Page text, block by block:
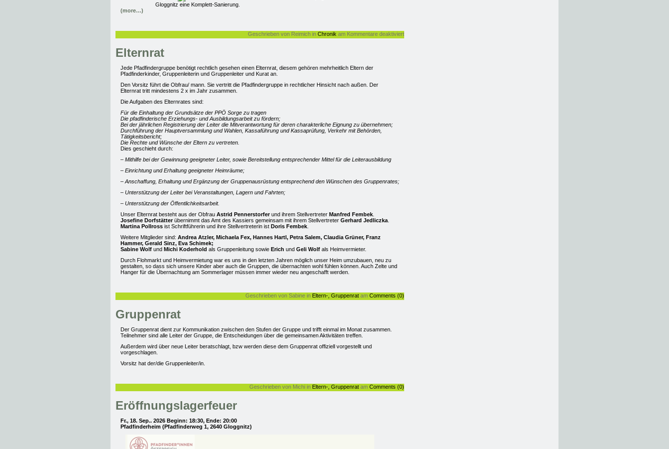
Gloggnitz eine Komplett-Sanierung.
(more…)
Geschrieben von Reimich in Chronik am Kommentare deaktiviertfür
Aus
Elternrat
Jede Pfadfindergruppe benötigt rechtlich gesehen einen Elternrat, diesem gehören mehrheitlich Eltern der
Pfadfinderkinder, Gruppenleiterin und Gruppenleiter und Kurat an.
Den Vorsitz führt die Obfrau/ mann. Sie vertritt die Pfadfindergruppe in rechtlicher Hinsicht nach außen. Der
Elternrat tritt mindestens 2 x im Jahr zusammen.
Die Aufgaben des Elternrates sind:
Für die Einhaltung der Grundsätze der PPÖ Sorge zu tragen
Die pfadfinderische Erziehungs- und Ausbildungsarbeit zu fördern;
Bei der jährlichen Registrierung der Leiter die Mitverantwortung für deren charakterliche Eignung zu übernehmen;
Durchführung der Hauptversammlung und Wahlen, Kassaführung und Kassaprüfung, Verkehr mit Behörden,
Tätigkeitsbericht;
Die Rechte und Wünsche der Eltern zu vertreten.
Dies geschieht durch:
– Mithilfe bei der Gewinnung geeigneter Leiter, sowie Bereitstellung entsprechender Mittel für die Leiterausbildung
– Einrichtung und Erhaltung geeigneter Heimräume;
– Anschaffung, Erhaltung und Ergänzung der Gruppenausrüstung entsprechend den Wünschen des Gruppenrates;
– Unterstützung der Leiter bei Veranstaltungen, Lagern und Fahrten;
– Unterstützung der Öffentlichkeitsarbeit.
Unser Elternrat besteht aus der Obfrau Astrid Pennerstorferund ihrem Stellvertreter Manfred Fembek
Josefine Dorfstätterübernimmt das Amt des Kassiers gemeinsam mit ihrem Stellvertreter Gerhard Jedliczka
Martina Pollross ist Schriftführerin und ihre Stellvertreterin ist Doris Fembek
Weitere Mitglieder sind: Andrea Atzler, Michaela Fex, Hannes Hartl, Petra Salem, Claudia Grüner, Franz
Hammer, Gerald Sinz, Eva Schimek;
Sabine Wolf und Michi Koderhold als Gruppenleitung sowie Erich und Geli Wolf als Heimvermieter.
Durch Flohmarkt und Heimvermietung war es uns in den letzten Jahren möglich unser Heim umzubauen, neu zu
gestalten, so dass sich unsere Kinder aber auch die Gruppen, die übernachten wohl fühlen können. Auch Zelte und
Hanger für die Übernachtung am Sommerlager müssen immer wieder neu angeschafft werden.
Geschrieben von Sabine in Eltern-, Gruppenrat am Comments (0)
Gruppenrat
Der Gruppenrat dient zur Kommunikation zwischen den Stufen der Gruppe und trifft einmal im Monat zusammen.
Teilnehmer sind alle Leiter der Gruppe, die Entscheidungen über die gemeinsamen Aktivitäten treffen.
Außerdem wird über neue Leiter beratschlagt, bzw werden diese dem Gruppenrat offiziell vorgestellt und
vorgeschlagen.
Vorsitz hat der/die Gruppenleiter/in.
Geschrieben von Michi in Eltern-, Gruppenrat am Comments (0)
Eröffnungslagerfeuer
Fr., 18. Sep.. 2026 Beginn: 18:30, Ende: 20:00
Pfadfinderheim (Pfadfinderweg 1, 2640 Gloggnitz)